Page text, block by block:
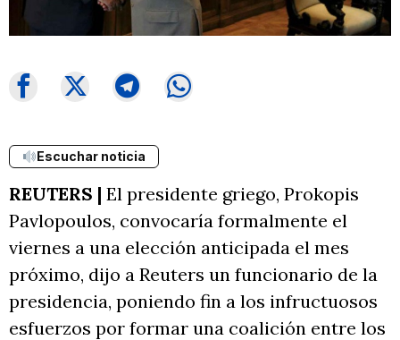
Escuchar noticia
REUTERS | El presidente griego, Prokopis
Pavlopoulos, convocaría formalmente el
viernes a una elección anticipada el mes
próximo, dijo a Reuters un funcionario de la
presidencia, poniendo fin a los infructuosos
esfuerzos por formar una coalición entre los